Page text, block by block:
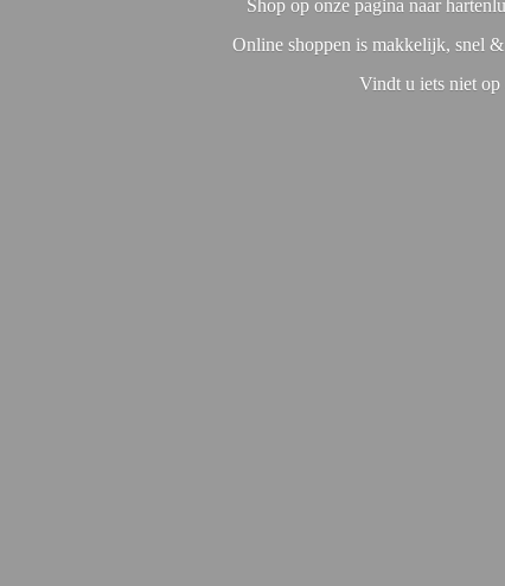
Shop op onze pagina naar
Online shoppen is makkelijk, snel
Vindt u iets niet op